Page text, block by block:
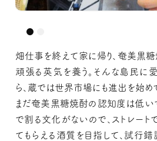
畑仕事を終えて家に帰り、奄美黒糖
頑張る英気を養う。そんな島民に
ら、蔵では世界市場にも進出を始め
まだ奄美黒糖焼酎の認知度は低い
で割る文化がないので、ストレート
てもらえる酒質を目指して、試行錯